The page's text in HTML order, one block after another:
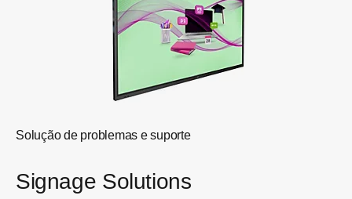
Solução de problemas e suporte
Signage Solutions